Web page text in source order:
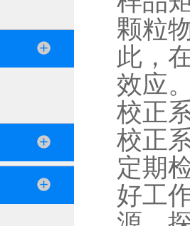
颗粒
此，
效应
校正
校正
定期
好工